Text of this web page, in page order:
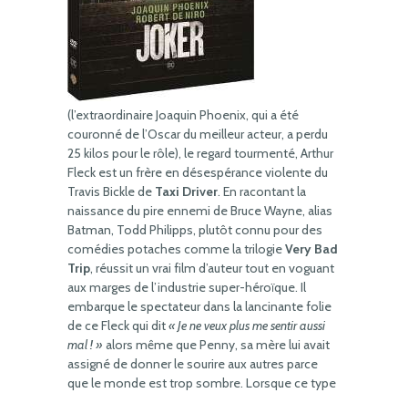
(l’extraordinaire Joaquin Phoenix, qui a été
couronné de l’Oscar du meilleur acteur, a perdu
25 kilos pour le rôle), le regard tourmenté, Arthur
Fleck est un frère en désespérance violente du
Travis Bickle de Taxi Driver. En racontant la
naissance du pire ennemi de Bruce Wayne, alias
Batman, Todd Philipps, plutôt connu pour des
comédies potaches comme la trilogieVery Bad
Trip, réussit un vrai film d’auteur tout en voguant
aux marges de l’industrie super-héroïque. Il
embarque le spectateur dans la lancinante folie
de ce Fleck qui dit« Je ne veux plus me sentir aussi
mal ! » alors même que Penny, sa mère lui avait
assigné de donner le sourire aux autres parce
que le monde est trop sombre. Lorsque ce type